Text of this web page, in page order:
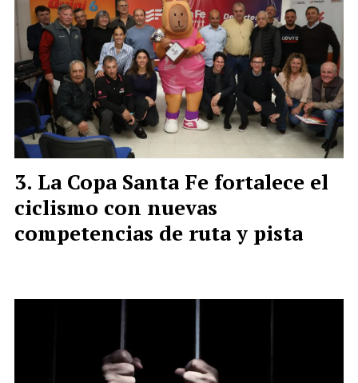
La Copa Santa Fe fortalece el
ciclismo con nuevas
competencias de ruta y pista